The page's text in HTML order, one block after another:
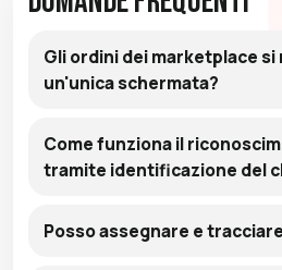
Gli ordini dei marketplace si
un'unica schermata?
Come funziona il
tramite identificazione del
Posso assegnare e